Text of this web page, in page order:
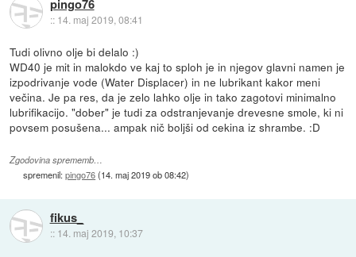
pingo76
:: 14. maj 2019, 08:41
Tudi olivno olje bi delalo :)
WD40 je mit in malokdo ve kaj to sploh je in njegov glavni namen je
izpodrivanje vode (Water Displacer) in ne lubrikant kakor meni
večina. Je pa res, da je zelo lahko olje in tako zagotovi minimalno
lubrifikacijo. "dober" je tudi za odstranjevanje drevesne smole, ki ni
povsem posušena... ampak nič boljši od cekina iz shrambe. :D
Zgodovina sprememb…
spremenil:pingo76(14. maj 2019 ob 08:42)
fikus_
:: 14. maj 2019, 10:37